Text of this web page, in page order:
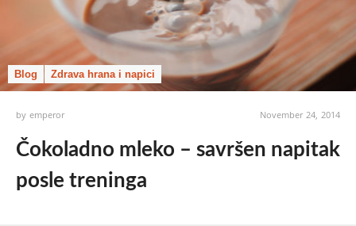
Blog Zdrava hrana i napici
byemperor November 24, 2014
Čokoladno mleko – savršen napitak
posle treninga